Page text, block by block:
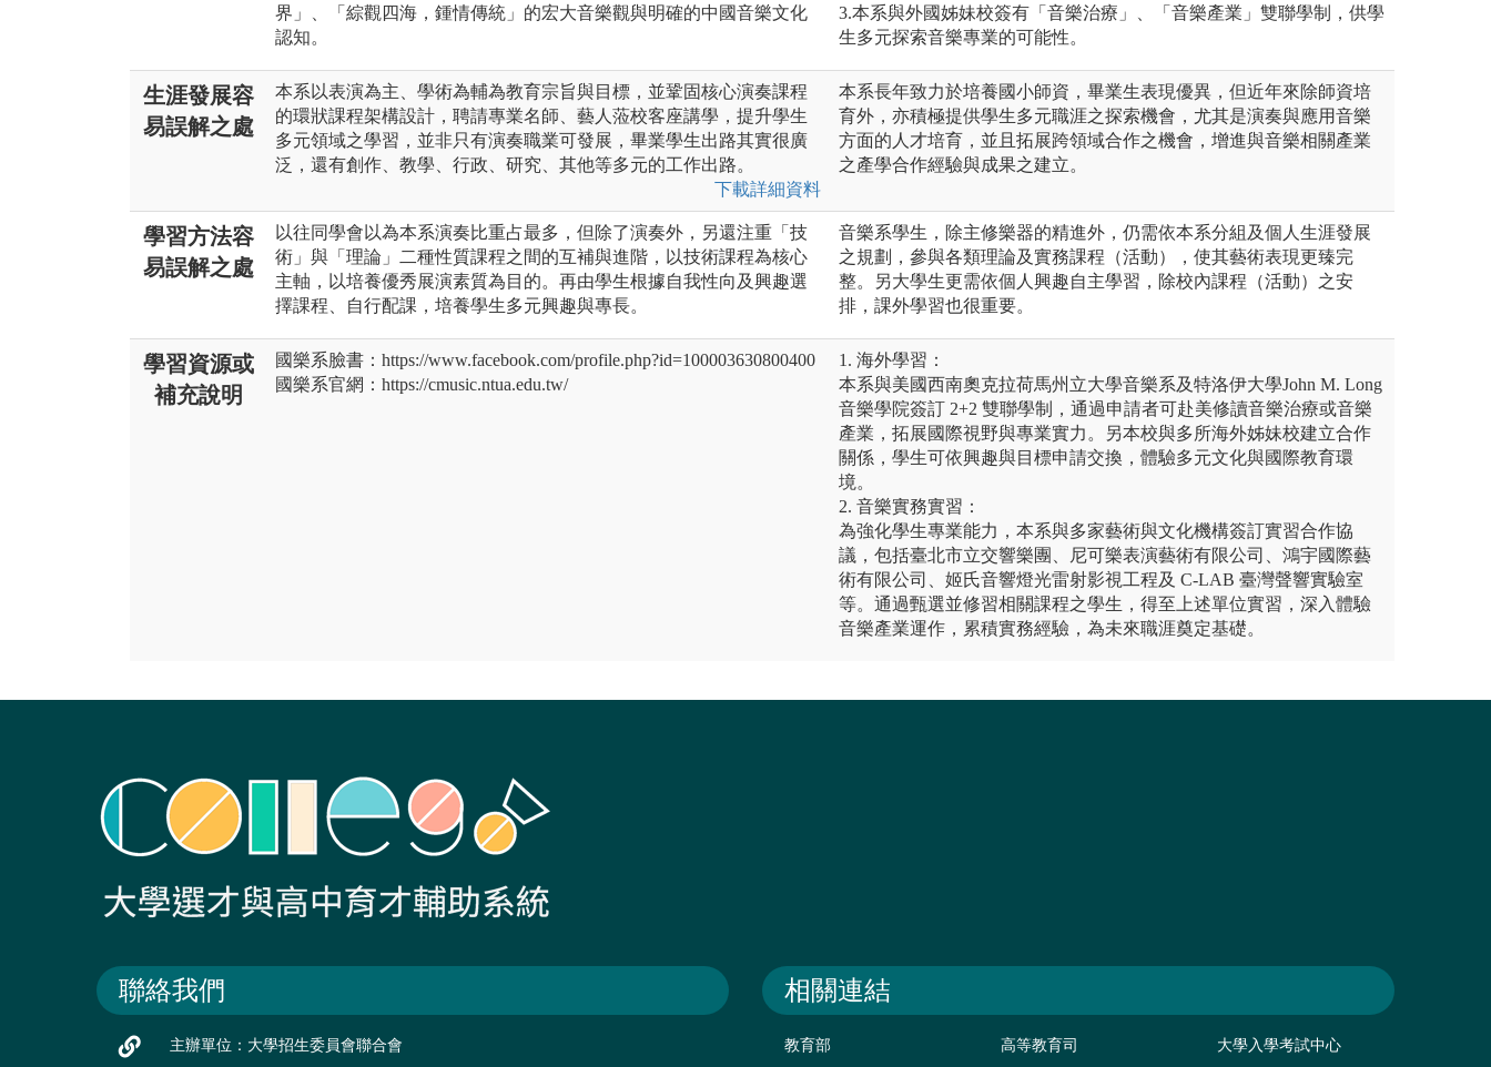
界」、「綜觀四海，鍾情傳統」的宏大音樂觀與明確的中國音樂文化
認知。
3.本系與外國姊妹校簽有「音樂治療」、「音樂產業」雙聯學制，供學
生多元探索音樂專業的可能性。
生涯發展容
易誤解之處
本系以表演為主、學術為輔為教育宗旨與目標，並鞏固核心演奏課程
的環狀課程架構設計，聘請專業名師、藝人蒞校客座講學，提升學生
多元領域之學習，並非只有演奏職業可發展，畢業學生出路其實很廣
泛，還有創作、教學、行政、研究、其他等多元的工作出路。
下載詳細資料
本系長年致力於培養國小師資，畢業生表現優異，但近年來除師資培
育外，亦積極提供學生多元職涯之探索機會，尤其是演奏與應用音樂
方面的人才培育，並且拓展跨領域合作之機會，增進與音樂相關產業
之產學合作經驗與成果之建立。
學習方法容
易誤解之處
以往同學會以為本系演奏比重占最多，但除了演奏外，另還注重「技
術」與「理論」二種性質課程之間的互補與進階，以技術課程為核心
主軸，以培養優秀展演素質為目的。再由學生根據自我性向及興趣選
擇課程、自行配課，培養學生多元興趣與專長。
音樂系學生，除主修樂器的精進外，仍需依本系分組及個人生涯發展
之規劃，參與各類理論及實務課程（活動），使其藝術表現更臻完
整。另大學生更需依個人興趣自主學習，除校內課程（活動）之安
排，課外學習也很重要。
學習資源或
補充說明
國樂系臉書：https://www.facebook.com/profile.php?id=100003630800400
國樂系官網：https://cmusic.ntua.edu.tw/
1. 海外學習：
本系與美國西南奧克拉荷馬州立大學音樂系及特洛伊大學John M. Long
音樂學院簽訂 2+2 雙聯學制，通過申請者可赴美修讀音樂治療或音樂
產業，拓展國際視野與專業實力。另本校與多所海外姊妹校建立合作
關係，學生可依興趣與目標申請交換，體驗多元文化與國際教育環
境。
2. 音樂實務實習：
為強化學生專業能力，本系與多家藝術與文化機構簽訂實習合作協
議，包括臺北市立交響樂團、尼可樂表演藝術有限公司、鴻宇國際藝
術有限公司、姬氏音響燈光雷射影視工程及 C-LAB 臺灣聲響實驗室
等。通過甄選並修習相關課程之學生，得至上述單位實習，深入體驗
音樂產業運作，累積實務經驗，為未來職涯奠定基礎。
聯絡我們
主辦單位：大學招生委員會聯合會
相關連結
教育部 高等教育司 大學入學考試中心